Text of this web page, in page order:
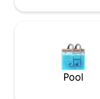
Pool